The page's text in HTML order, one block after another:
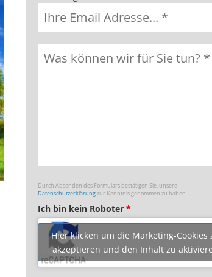
Durch Absenden des Formulars bestätigen Sie, unsere
Datenschutzerklärungzur Kenntnis genommen zu haben
Ich bin kein Roboter *
Hier klicken um die Marketing-Cookies
akzeptieren und den Inhalt zu